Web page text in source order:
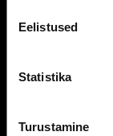
Eelistused
Statistika
Turustamine
Estonia kassa
P 11.00–15.00